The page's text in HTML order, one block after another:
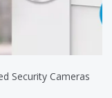
Security Cameras